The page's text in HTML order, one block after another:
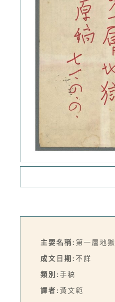
主要名稱: 第一層地獄
成文日期: 不詳
類別: 手稿
譯者: 黃文範